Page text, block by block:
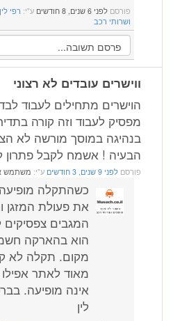
פורסם לפני 6 שנים, 8 חודשים ע"י: רפי לין
ושרותי רכב
ווישרים עובדים לא רצוני
הוישרים מתחילים לעבוד
מפסיק לעבוד וזה קורה
בנהיגה במוסך מורשה לא
הבעיה ! אשמח לקבל פתרון
פורסם לפני 9 שנים, 3 חודשים ע"י: משתמש
כשהתקלה
את פעולת המזגן
המגבים
הוא בהארקה
מקום. תקלה לא
מאוד לאתר
אינה מופיעה.
לין